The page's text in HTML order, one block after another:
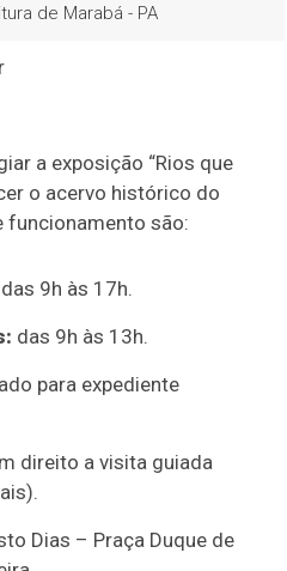
de Marabá - PA
a exposição “Rios que
o acervo histórico do
funcionamento são:
das 9h às 17h.
das 9h às 13h.
para expediente
direito a visita guiada
Dias – Praça Duque de